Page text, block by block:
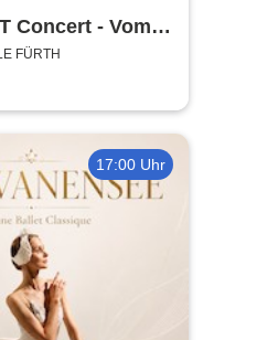
Concert - Vom
Lebens -
Lyrics &
FÜRTH
17:00 Uhr